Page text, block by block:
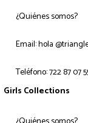
¿Quiénes somos?
Email: hola
Teléfono: 722 87 07
Girls Collections